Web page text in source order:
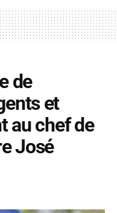
de
et
au chef de
José